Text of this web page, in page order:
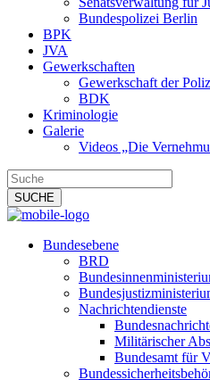
Bundespolizei Berlin
BPK
JVA
Gewerkschaften
Gewerkschaft der
BDK
Kriminologie
Galerie
Videos „Die
Bundesebene
BRD
Nachrichtendienste
Militärischer
Bundesamt für